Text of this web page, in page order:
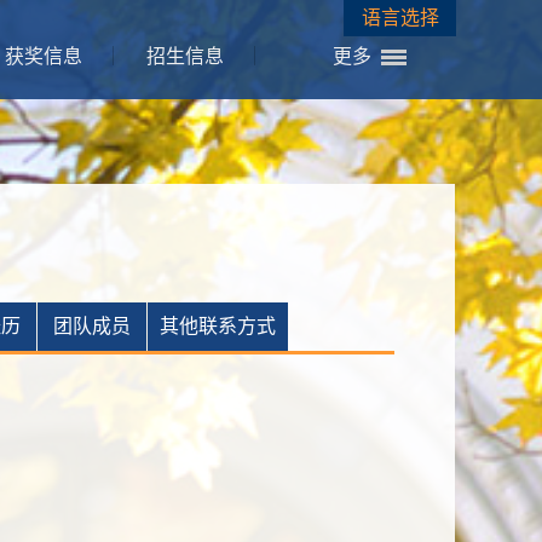
语言选择
获奖信息
招生信息 更多
团队成员 其他联系方式